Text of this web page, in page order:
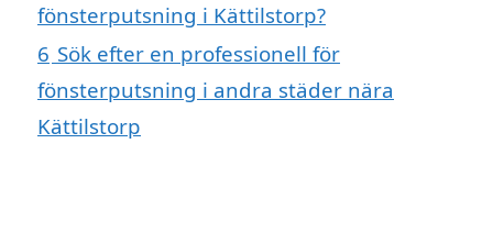
fönsterputsning i Kättilstorp?
6 Sök efter en professionell för
fönsterputsning i andra städer nära
Kättilstorp